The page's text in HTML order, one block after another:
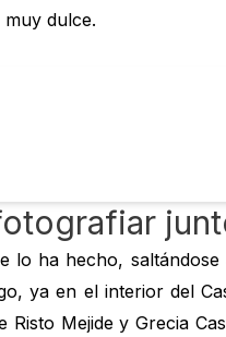
dulce.
lo ha hecho,
ya en el interior del
Mejide y Grecia